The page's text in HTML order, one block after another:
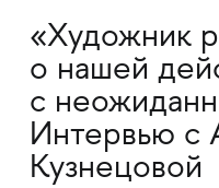
«Художник
о нашей
с
Интервью с
Кузнецовой